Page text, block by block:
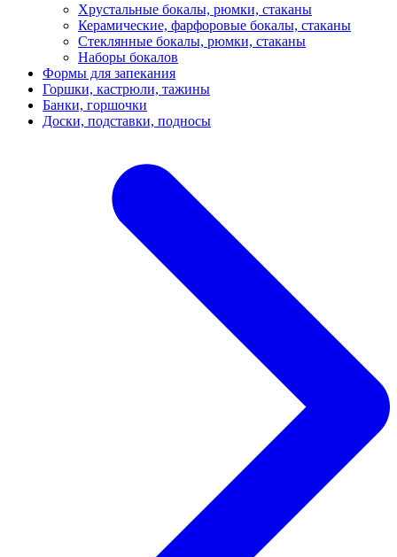
Хрустальные бокалы, рюмки, стаканы
Керамические, фарфоровые бокалы, стаканы
Стеклянные бокалы, рюмки, стаканы
Наборы бокалов
Формы для запекания
Горшки, кастрюли, тажины
Банки, горшочки
Доски, подставки, подносы